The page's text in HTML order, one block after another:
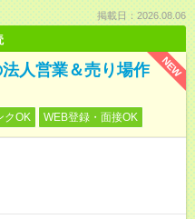
掲載日：2026.08.06
NEW
人営業＆売り場作
クOK WEB登録・面接OK